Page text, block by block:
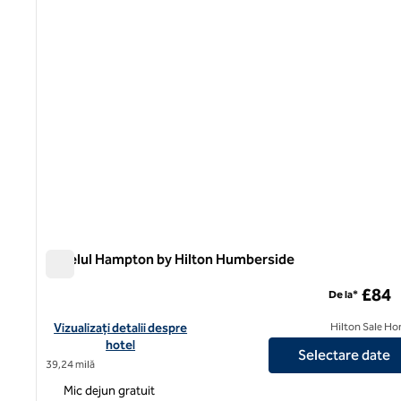
Hotelul Hampton by Hilton Humberside
Vizualizați detaliile hotelului pentru Aeroportul Hampton by
Vizualizați detalii despre
hotel
39,24 milă
De la* £84
Hilton Sale
Selectare date
Mic dejun gratuit